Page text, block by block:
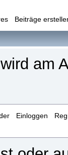
Beiträge
am
Einloggen